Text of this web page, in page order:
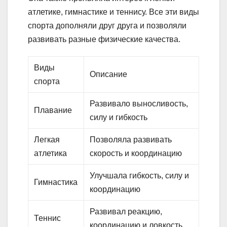
атлетике, гимнастике и теннису. Все эти виды
спорта дополняли друг друга и позволяли
развивать разные физические качества.
Виды
спорта
Описание
Плавание
Развивало выносливость,
силу и гибкость
Легкая
атлетика
Позволяла развивать
скорость и координацию
Гимнастика
Улучшала гибкость, силу и
координацию
Теннис
Развивал реакцию,